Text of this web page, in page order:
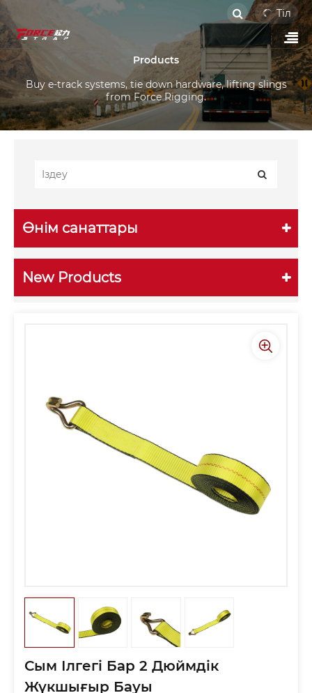
Тіл
Products
Buy e-track systems, tie down hardware, lifting slings
from Force Rigging.
Өнім санаттары
New Products
Сым Ілгегі Бар 2 Дюймдік
Жүкшығыр Бауы